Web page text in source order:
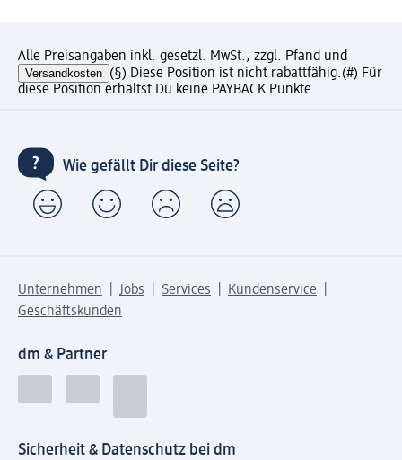
Alle Preisangaben inkl. gesetzl. MwSt., zzgl. Pfand und
Versandkosten (§) Diese Position ist nicht rabattfähig.(#) Für
diese Position erhältst Du keine PAYBACK Punkte.
Wie gefällt Dir diese Seite?
Unternehmen Jobs Services
Kundenservice
Geschäftskunden
dm & Partner
Sicherheit & Datenschutz bei dm